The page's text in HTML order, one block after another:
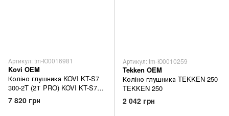
Артикул: tm-Ю0016981
Kovi OEM
Коліно глушника KOVI KT-S7
300-2T (2Т PRO) KOVI KT-S7
300-2T (2Т PRO)
7 820 грн
Артикул: tm-Ю0010259
Tekken OEM
Коліно глушника TEKKEN 250
TEKKEN 250
2 042 грн